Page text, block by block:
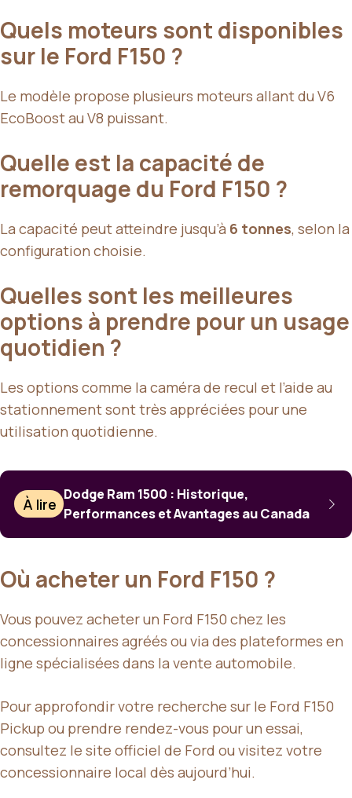
Quels moteurs sont disponibles
sur le Ford F150 ?
Le modèle propose plusieurs moteurs allant du V6
EcoBoost au V8 puissant.
Quelle est la capacité de
remorquage du Ford F150 ?
La capacité peut atteindre jusqu’à 6 tonnes, selon la
configuration choisie.
Quelles sont les meilleures
options à prendre pour un usage
quotidien ?
Les options comme la caméra de recul et l’aide au
stationnement sont très appréciées pour une
utilisation quotidienne.
À lire
Dodge Ram 1500 : Historique,
Performances et Avantages au Canada
Où acheter un Ford F150 ?
Vous pouvez acheter un Ford F150 chez les
concessionnaires agréés ou via des plateformes en
ligne spécialisées dans la vente automobile.
Pour approfondir votre recherche sur le Ford F150
Pickup ou prendre rendez-vous pour un essai,
consultez le site officiel de Ford ou visitez votre
concessionnaire local dès aujourd’hui.